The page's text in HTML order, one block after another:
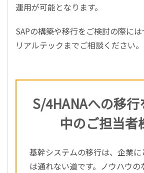
運用が可能となります。
SAPの構築や移行をご検討の際に
リアルテックまでご相談ください。
S/4HANAへの移
中のご担当者
基幹システムの移行は、企業に
は通れない道です。ノウハウの